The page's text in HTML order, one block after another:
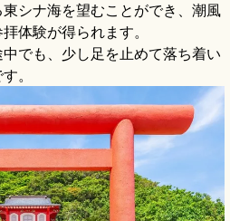
シナ海を望むことができ、潮風
体験が得られます。
でも、少し足を止めて落ち着い
。